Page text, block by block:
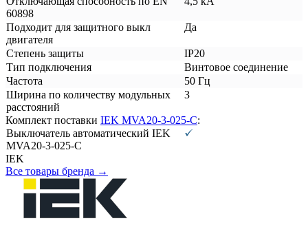
60898
Подходит для защитного выкл
двигателя
Да
Степень защиты
IP20
Тип подключения
Винтовое соединение
Частота
50 Гц
Ширина по количеству модульных
расстояний
3
Комплект поставки IEK MVA20-3-025-C:
Выключатель автоматический IEK
MVA20-3-025-C
IEK
Все товары бренда →